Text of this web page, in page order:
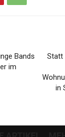
Bands
im
Statt
in